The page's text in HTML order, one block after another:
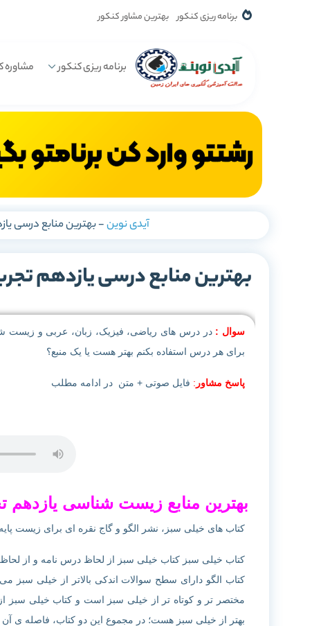
برنامه ریزی کنکور بهترین مشاور کنکور
برنامه ریزی کنکور مشاوره
آیدی نوین-بهترین منابع درسی
بهترین منابع درسی یازدهم
سوال : در درس های ریاضی، فیزیک، زبان، عربی و زیست
برای هر درس استفاده بکنم بهتر هست یا یک منبع؟
پاسخ مشاور : فایل صوتی + متن در ادامه مطلب
بهترین منابع زیست شناسی یازدهم
کتاب های خیلی سبز، نشر الگو و گاج نقره ای برای زیست
کتاب خیلی سبز کتاب خیلی سبز از لحاظ درس نامه و از
کتاب الگو دارای سطح سوالات اندکی بالاتر از خیلی
مختصر تر و کوتاه تر از خیلی سبز است و کتاب خیلی سبز
بهتر از خیلی سبز هست؛ در مجموع این دو کتاب، فاصله ی آن